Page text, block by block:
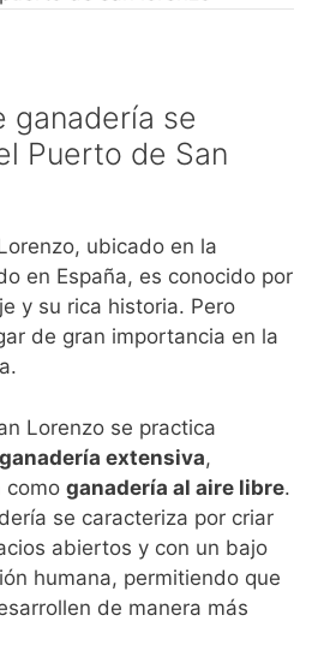
ganadería se
Puerto de San
ubicado en la
en España, es conocido por
y su rica historia. Pero
de gran importancia en la
Lorenzo se practica
ganadería extensiva,
como ganadería al aire libre.
se caracteriza por criar
abiertos y con un bajo
humana, permitiendo que
de manera más